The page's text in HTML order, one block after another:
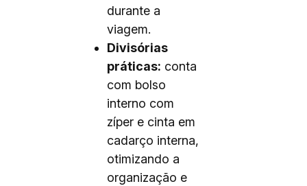
durante a
viagem.
Divisórias
práticas: conta
com bolso
interno com
zíper e cinta em
cadarço interna,
otimizando a
organização e